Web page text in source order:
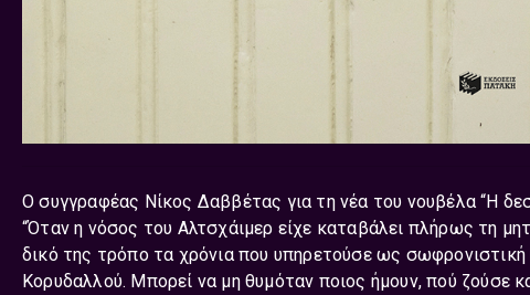
Ο συγγραφέας Νίκος Δαββέτας για τη νέα του νουβέλα “Η
“Όταν η νόσος του Αλτσχάιμερ είχε καταβάλει πλήρως τη
δικό της τρόπο τα χρόνια που υπηρετούσε ως
Κορυδαλλού. Μπορεί να μη θυμόταν ποιος ήμουν, πού ζούσε